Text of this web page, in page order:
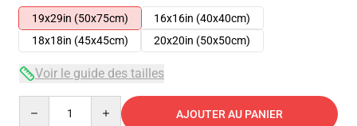
19x29in (50x75cm)
16x16in (40x40cm)
18x18in (45x45cm)
20x20in (50x50cm)
Voir le guide des tailles
AJOUTER AU PANIER